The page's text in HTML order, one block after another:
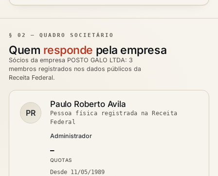
§ 02 — QUADRO SOCIETÁRIO
Quem responde pela empresa
Sócios da empresa POSTO GALO LTDA: 3
membros registrados nos dados públicos da
Receita Federal.
PR
Paulo Roberto Avila
Pessoa física registrada na Receita
Federal
Administrador
—
QUOTAS
Desde 11/05/1989